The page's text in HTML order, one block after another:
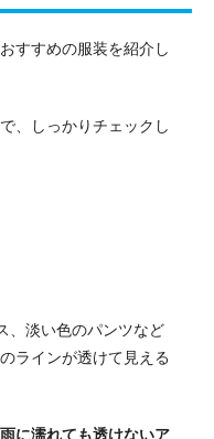
すすめの服装を紹介し
、しっかりチェックし
、淡い色のパンツなど
ラインが透けて見える
雨に濡れても透けないア